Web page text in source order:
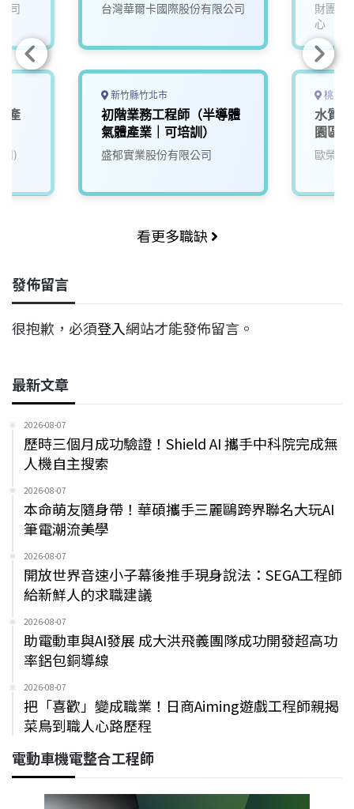
司
產
)
台灣華爾卡國際股份有限公司
新竹縣竹北市
初階業務工程師（半導體
氣體產業｜可培訓）
盛郁實業股份有限公司
財團法
心
桃園
水質
園區
歐榮環
看更多職缺
發佈留言
很抱歉，必須登入網站才能發佈留言。
最新文章
2026-08-07
歷時三個月成功驗證！Shield AI 攜手中科院完成無
人機自主搜索
2026-08-07
本命萌友隨身帶！華碩攜手三麗鷗跨界聯名大玩AI
筆電潮流美學
2026-08-07
開放世界音速小子幕後推手現身說法：SEGA工程師
給新鮮人的求職建議
2026-08-07
助電動車與AI發展 成大洪飛義團隊成功開發超高功
率鋁包銅導線
2026-08-07
把「喜歡」變成職業！日商Aiming遊戲工程師親揭
菜鳥到職人心路歷程
電動車機電整合工程師